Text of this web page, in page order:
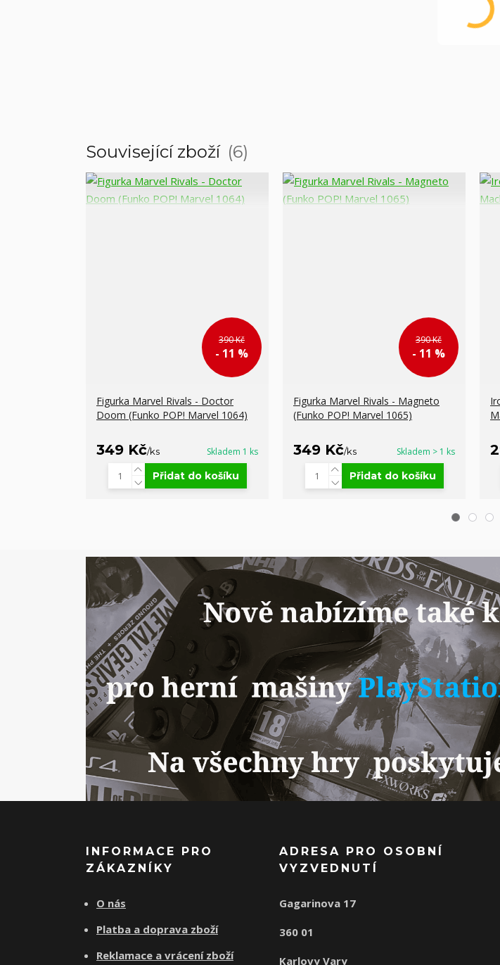
Související zboží 6
390 Kč
- 11 %
Figurka Marvel Rivals - Doctor
Doom (Funko POP! Marvel 1064)
349 Kč/ks Skladem 1 ks
Přidat do košíku
390 Kč
- 11 %
Figurka Marvel Rivals - Magneto
(Funko POP! Marvel 1065)
349 Kč/ks Skladem > 1 ks
Přidat do košíku
INFORMACE PRO
ZÁKAZNÍKY
O nás
Platba a doprava zboží
Reklamace a vrácení zboží
ADRESA PRO OSOBNÍ
VYZVEDNUTÍ
Gagarinova 17
360 01
Karlovy Vary